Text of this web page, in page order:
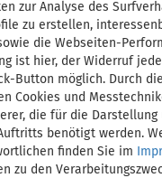
zur Analyse des
zu erstellen,
die Webseiten-
ist hier, der Widerruf
Button möglich. Durch
Cookies und
die für die Darstellung
benötigt werden.
finden Sie im
zu den